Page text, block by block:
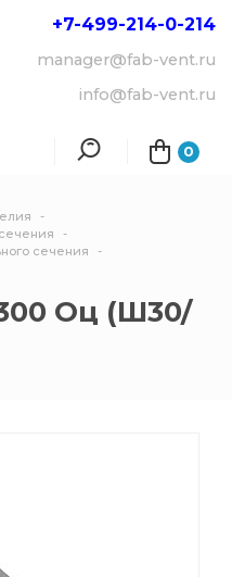
0
+7-499-214-0-214
manager@fab-vent.ru
info@fab-vent.ru
сечения
Оц (Ш30/